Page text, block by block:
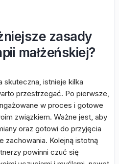
zasady
małżeńskiej?
skuteczna, istnieje kilka
przestrzegać. Po pierwsze,
w proces i gotowe
związkiem. Ważne jest, aby
oraz gotowi do przyjęcia
zachowania. Kolejną istotną
powinni czuć się